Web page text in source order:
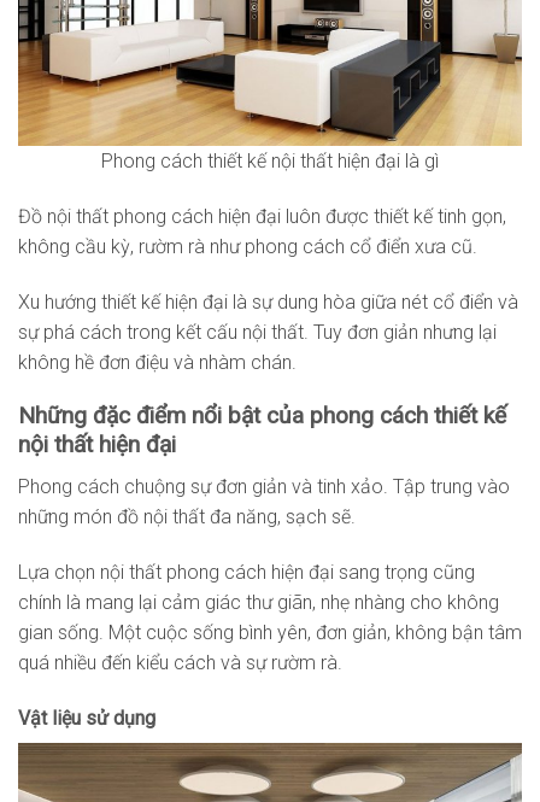
Phong cách thiết kế nội thất hiện đại là gì
Đồ nội thất phong cách hiện đại luôn được thiết kế tinh gọn,
không cầu kỳ, rườm rà như phong cách cổ điển xưa cũ.
Xu hướng thiết kế hiện đại là sự dung hòa giữa nét cổ điển và
sự phá cách trong kết cấu nội thất. Tuy đơn giản nhưng lại
không hề đơn điệu và nhàm chán.
Những đặc điểm nổi bật của phong cách thiết kế
nội thất hiện đại
Phong cách chuộng sự đơn giản và tinh xảo. Tập trung vào
những món đồ nội thất đa năng, sạch sẽ.
Lựa chọn nội thất phong cách hiện đại sang trọng cũng
chính là mang lại cảm giác thư giãn, nhẹ nhàng cho không
gian sống. Một cuộc sống bình yên, đơn giản, không bận tâm
quá nhiều đến kiểu cách và sự rườm rà.
Vật liệu sử dụng